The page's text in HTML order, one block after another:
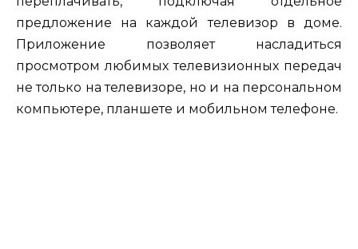
предложение на каждой телевизор в доме.
Приложение позволяет насладиться
просмотром любимых телевизионных передач
не только на телевизоре, но и на персональном
компьютере, планшете и мобильном телефоне.